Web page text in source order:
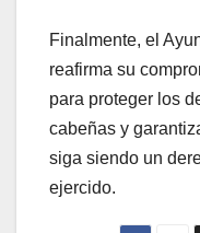
Finalmente, el
reafirma su
para proteger los
cabeñas y
siga siendo un
ejercido.